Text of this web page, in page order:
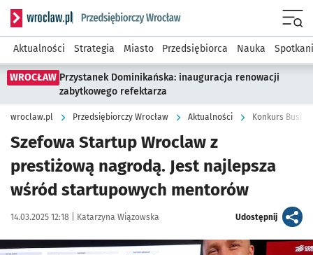
Serwis informacyjny wroclaw.pl podserwis: Strategia
Aktualności Strategia Miasto Przedsiębiorca Nauka
WROCŁAW Przystanek Dominikańska: inauguracja renowacji
zabytkowego refektarza
wroclaw.pl Przedsiębiorczy Wrocław Aktualności Konkurs
Szefowa Startup Wroclaw z
prestiżową nagrodą. Jest najlepsza
wśród startupowych mentorów
Data publikacji:
14.03.2025 12:18 | Autor:
Katarzyna Wiązowska Udostępnijartykuł
Kliknij, aby powiększyć